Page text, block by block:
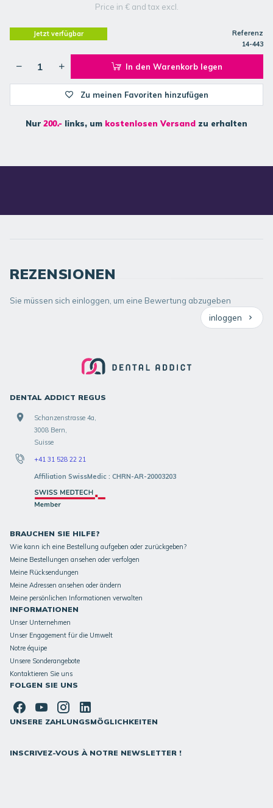
Price in € and tax excl.
Jetzt verfügbar
Referenz
14-443
In den Warenkorb legen
Zu meinen Favoriten hinzufügen
Nur200.- links, um kostenlosen Versandzu erhalten
REZENSIONEN
Sie müssen sich einloggen, um eine Bewertung abzugeben
inloggen
DENTAL ADDICT REGUS
Schanzenstrasse 4a,
3008 Bern,
Suisse
+41 31 528 22 21
Affiliation SwissMedic : CHRN-AR-20003203
BRAUCHEN SIE HILFE?
Wie kann ich eine Bestellung aufgeben oder zurückgeben?
Meine Bestellungen ansehen oder verfolgen
Meine Rücksendungen
Meine Adressen ansehen oder ändern
Meine persönlichen Informationen verwalten
INFORMATIONEN
Unser Unternehmen
Unser Engagement für die Umwelt
Notre équipe
Unsere Sonderangebote
Kontaktieren Sie uns
FOLGEN SIE UNS
UNSERE ZAHLUNGSMÖGLICHKEITEN
INSCRIVEZ-VOUS À NOTRE NEWSLETTER !